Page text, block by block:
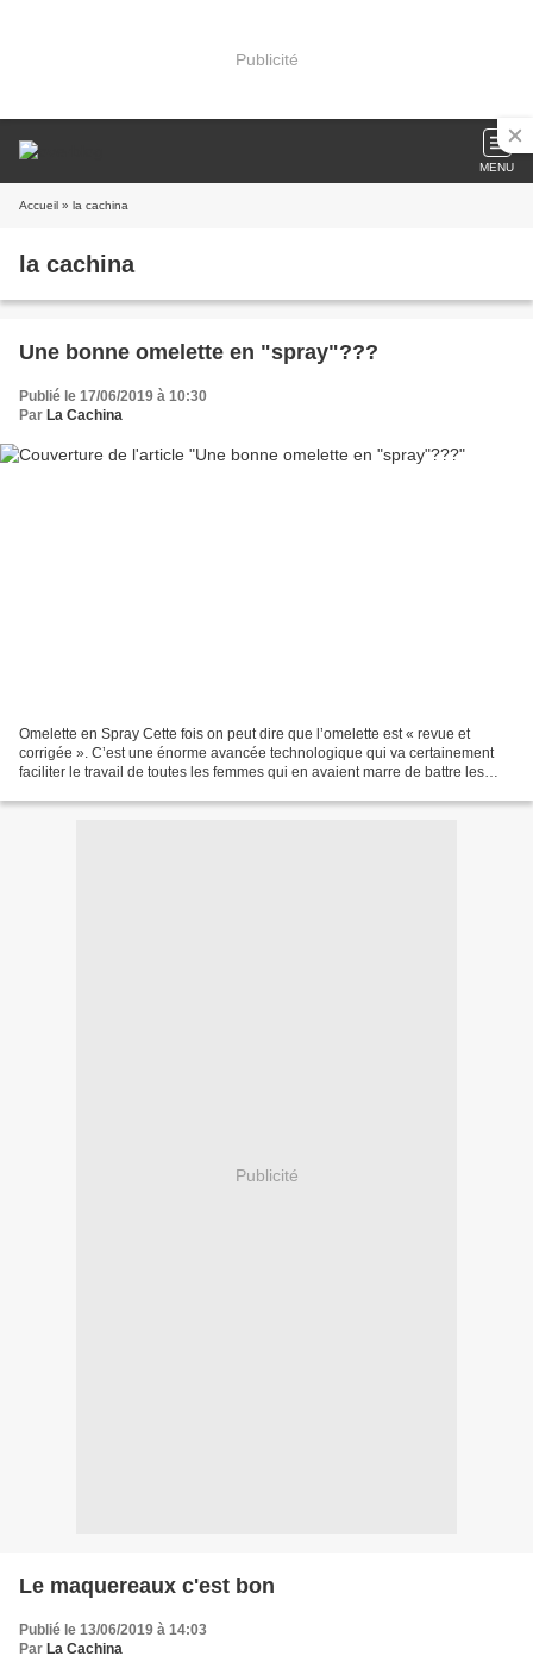
Publicité
MENU
Accueil » la cachina
la cachina
Une bonne omelette en "spray"???
Publié le 17/06/2019 à 10:30
Par La Cachina
Omelette en Spray Cette fois on peut dire que l’omelette est « revue et
corrigée ». C’est une énorme avancée technologique qui va certainement
faciliter le travail de toutes les femmes qui en avaient marre de battre les
Publicité
Le maquereaux c'est bon
Publié le 13/06/2019 à 14:03
Par La Cachina